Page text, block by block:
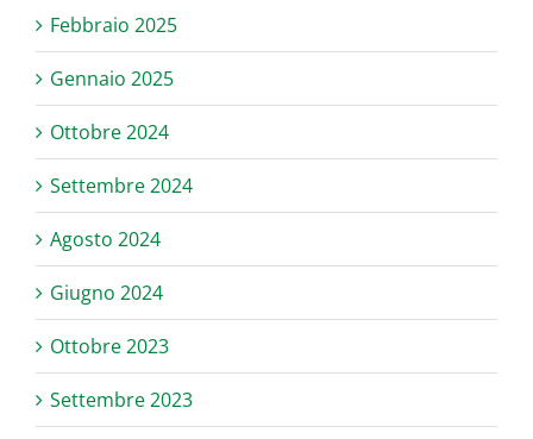
Febbraio 2025
Gennaio 2025
Ottobre 2024
Settembre 2024
Agosto 2024
Giugno 2024
Ottobre 2023
Settembre 2023